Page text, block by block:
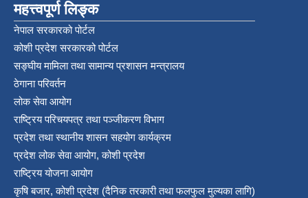
महत्त्वपूर्ण लिङ्क
नेपाल सरकारको पोर्टल
कोशी प्रदेश सरकारको पोर्टल
सङ्‍घीय मामिला तथा सामान्य प्रशासन मन्त्रालय
ठेगाना परिवर्तन
लोक सेवा आयोग
राष्ट्रिय परिचयपत्र तथा पञ्‍जीकरण विभाग
प्रदेश तथा स्थानीय शासन सहयोग कार्यक्रम
प्रदेश लोक सेवा आयोग, कोशी प्रदेश
राष्ट्रिय योजना आयोग
कृषि बजार, कोशी प्रदेश (दैनिक तरकारी तथा फलफुल मुल्यका लागि)